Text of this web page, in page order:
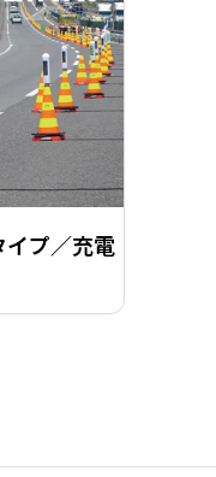
プ／充電